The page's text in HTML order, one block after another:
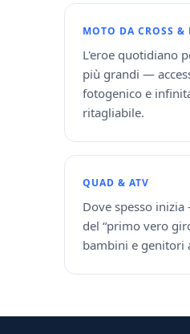
MOTO DA CROSS &
L'eroe quotidiano
più grandi —
fotogenico e
ritagliabile.
QUAD & ATV
Dove spesso
del “primo vero
bambini e genitori